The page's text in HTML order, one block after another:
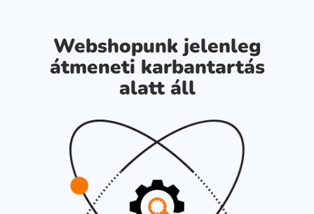
Webshopunk jelenleg
átmeneti karbantartás
alatt áll